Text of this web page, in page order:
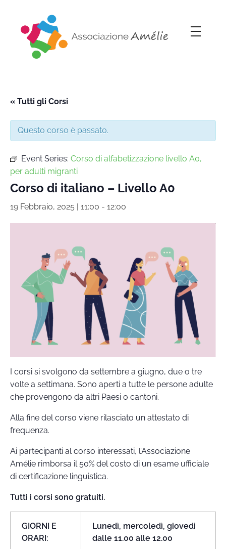
« Tutti gli Corsi
Questo corso è passato.
Event Series: Corso di alfabetizzazione livello A0,
per adulti migranti
Corso di italiano – Livello A0
19 Febbraio, 2025 | 11:00 - 12:00
I corsi si svolgono da settembre a giugno, due o tre
volte a settimana. Sono aperti a tutte le persone adulte
che provengono da altri Paesi o cantoni.
Alla fine del corso viene rilasciato un attestato di
frequenza.
Ai partecipanti al corso interessati, l’Associazione
Amélie rimborsa il 50% del costo di un esame ufficiale
di certificazione linguistica.
Tutti i corsi sono gratuiti.
GIORNI E
ORARI:
Lunedì, mercoledì, giovedì
dalle 11.00 alle 12.00